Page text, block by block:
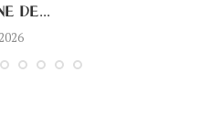
DE...